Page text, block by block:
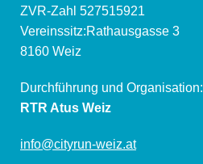
ZVR-Zahl 527515921
Vereinssitz:Rathausgasse 3
8160 Weiz
Durchführung und Organisation:
RTR Atus Weiz
info@cityrun-weiz.at